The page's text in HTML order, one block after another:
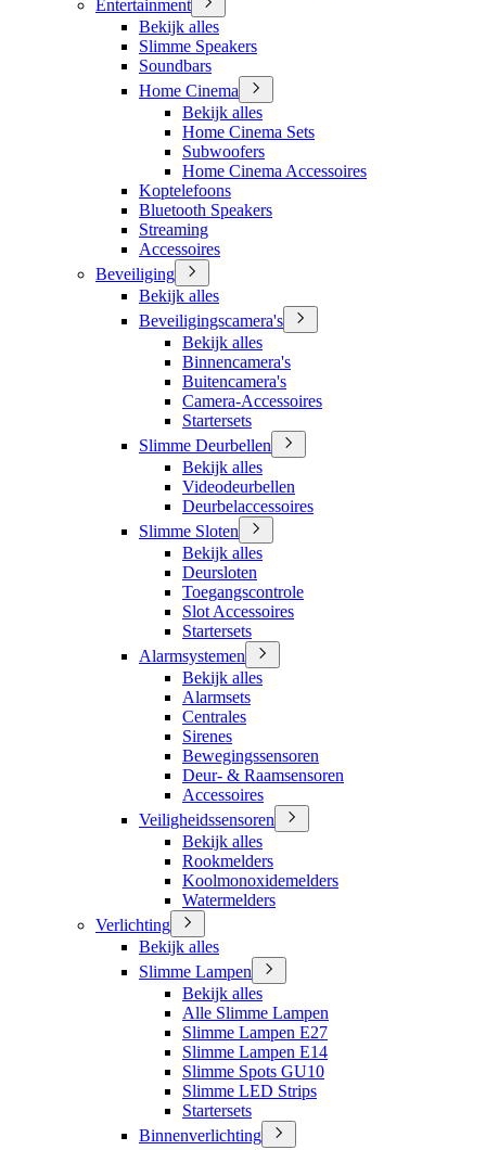
Entertainment
Bekijk alles
Slimme Speakers
Soundbars
Home Cinema
Bekijk alles
Home Cinema Sets
Subwoofers
Home Cinema Accessoires
Koptelefoons
Bluetooth Speakers
Streaming
Accessoires
Beveiliging
Bekijk alles
Beveiligingscamera's
Bekijk alles
Binnencamera's
Buitencamera's
Camera-Accessoires
Startersets
Slimme Deurbellen
Bekijk alles
Videodeurbellen
Deurbelaccessoires
Slimme Sloten
Bekijk alles
Deursloten
Toegangscontrole
Slot Accessoires
Startersets
Alarmsystemen
Bekijk alles
Alarmsets
Centrales
Sirenes
Bewegingssensoren
Deur- & Raamsensoren
Accessoires
Veiligheidssensoren
Bekijk alles
Rookmelders
Koolmonoxidemelders
Watermelders
Verlichting
Bekijk alles
Slimme Lampen
Bekijk alles
Alle Slimme Lampen
Slimme Lampen E27
Slimme Lampen E14
Slimme Spots GU10
Slimme LED Strips
Startersets
Binnenverlichting